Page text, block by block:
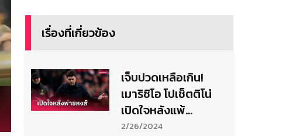
เรื่องที่เกี่ยวข้อง
เจ็บปวดเหลือเกิน!
เมาริซิโอ โปเช็ตติโน่
เปิดใจหลังแพ้
ลิเวอร์พูล ชวดแชมป์
2/26/2024